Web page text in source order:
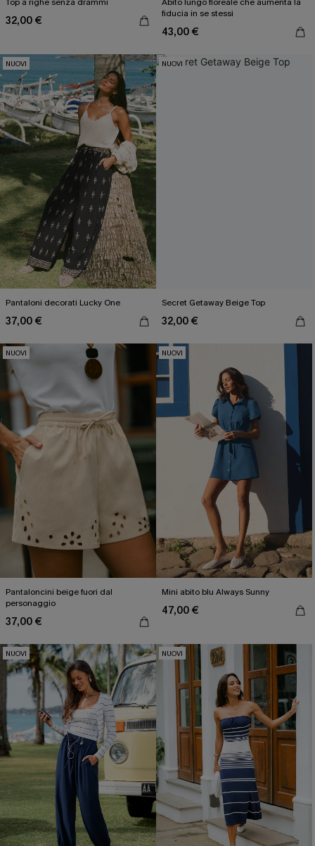
32,00 €
fiducia in se stessi
43,00 €
NUOVI
Pantaloni decorati Lucky One
37,00 €
NUOVI
Secret Getaway Beige Top
32,00 €
NUOVI
Pantaloncini beige fuori dal
personaggio
37,00 €
NUOVI
Mini abito blu Always Sunny
47,00 €
NUOVI NUOVI